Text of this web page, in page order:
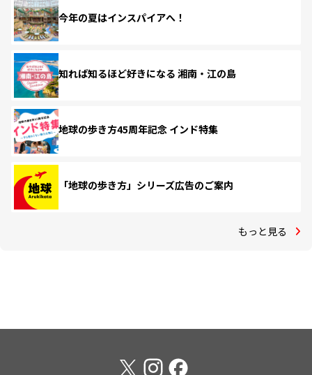
今年の夏はインスパイアへ！
知れば知るほど好きになる 湘南・江の島
地球の歩き方45周年記念 インド特集
「地球の歩き方」シリーズ広告のご案内
もっと見る